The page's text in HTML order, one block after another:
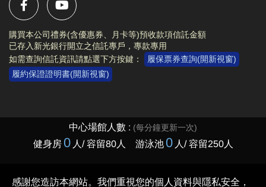
購買本公司禮券(含優惠券、月卡等)預收款項信託金額
已存入新光銀行開立之信託專戶，專款專用
如需查詢信託資訊請點選下方按鍵：
履保票券查詢(開新視窗)
履約保證證明書(開新視窗)